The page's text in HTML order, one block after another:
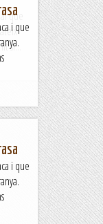
que
si...
i que
i que